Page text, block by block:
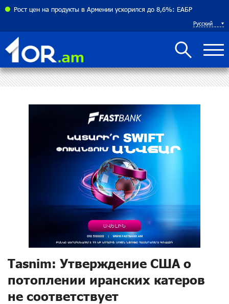
Рост цен на продукты в Армении ускорился до 8,6%: ЕАБР
Русский
Tasnim: Утверждение США о
потоплении иранских катеров
не соответствует